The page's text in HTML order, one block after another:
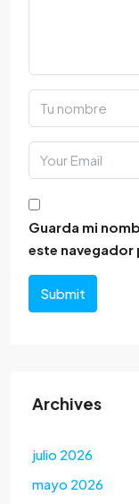
Guarda mi
este navegador
Submit
Archives
julio 2026
mayo 2026